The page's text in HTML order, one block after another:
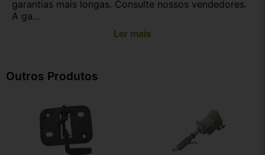
garantias mais longas. Consulte nossos vendedores.
A ga...
Ler mais
Outros Produtos